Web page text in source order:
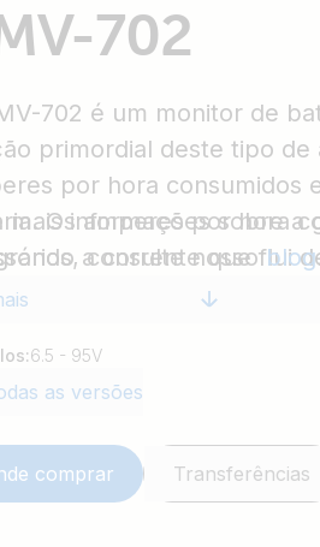
702
702 é um monitor de
primordial deste tipo
por hora consumidos
Os amperes por hora
a corrente que flui
mais informações sobre a
consulte nossoblog
6.5 - 95V
as versões
comprar Transferências